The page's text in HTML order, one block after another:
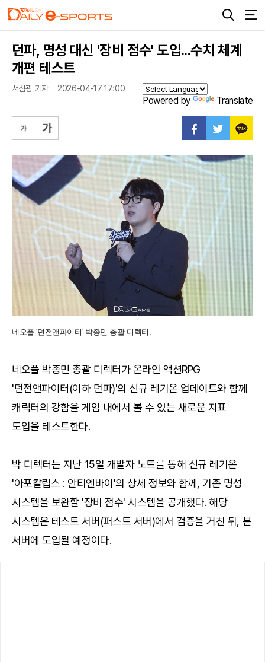
던파, 명성 대신 '장비 점수' 도입...수치 체계
개편 테스트
서삼광 기자 2026-04-17 17:00
Powered by Translate
네오플 '던전앤파이터' 박종민 총괄 디렉터.
네오플 박종민 총괄 디렉터가 온라인 액션RPG
'던전앤파이터(이하 던파)'의 신규 레기온 업데이트와 함께
캐릭터의 강함을 게임 내에서 볼 수 있는 새로운 지표
도입을 테스트한다.
박 디렉터는 지난 15일 개발자 노트를 통해 신규 레기온
'아포칼립스 : 안티엔바이'의 상세 정보와 함께, 기존 명성
시스템을 보완할 '장비 점수' 시스템을 공개했다. 해당
시스템은 테스트 서버(퍼스트 서버)에서 검증을 거친 뒤, 본
서버에 도입될 예정이다.